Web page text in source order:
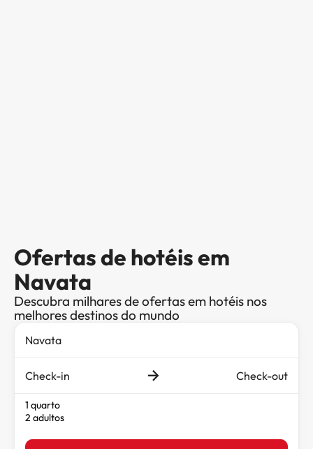
Ofertas de hotéis em
Navata
Descubra milhares de ofertas em hotéis nos
melhores destinos do mundo
Check-in Check-out
1 quarto
2 adultos